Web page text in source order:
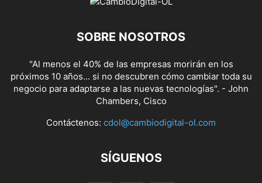
SOBRE NOSOTROS
"Al menos el 40% de las empresas morirán en los
próximos 10 años... si no descubren cómo cambiar toda su
negocio para adaptarse a las nuevas tecnologías". - John
Chambers, Cisco
Contáctenos: cdol@cambiodigital-ol.com
SÍGUENOS